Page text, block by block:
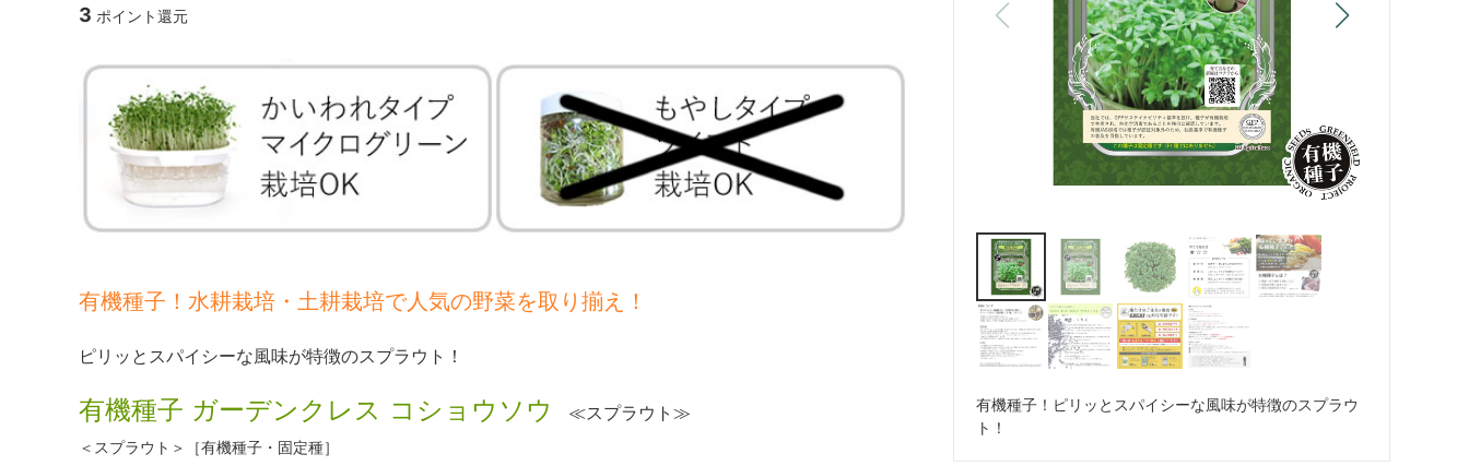
有機種子！ピリッとスパイシーな風味が特徴のスプラウ
ト！
3 ポイント還元
有機種子！水耕栽培・土耕栽培で人気の野菜を取り揃え！
ピリッとスパイシーな風味が特徴のスプラウト！
有機種子 ガーデンクレス コショウソウ ≪スプラウト≫
＜スプラウト＞［有機種子・固定種］